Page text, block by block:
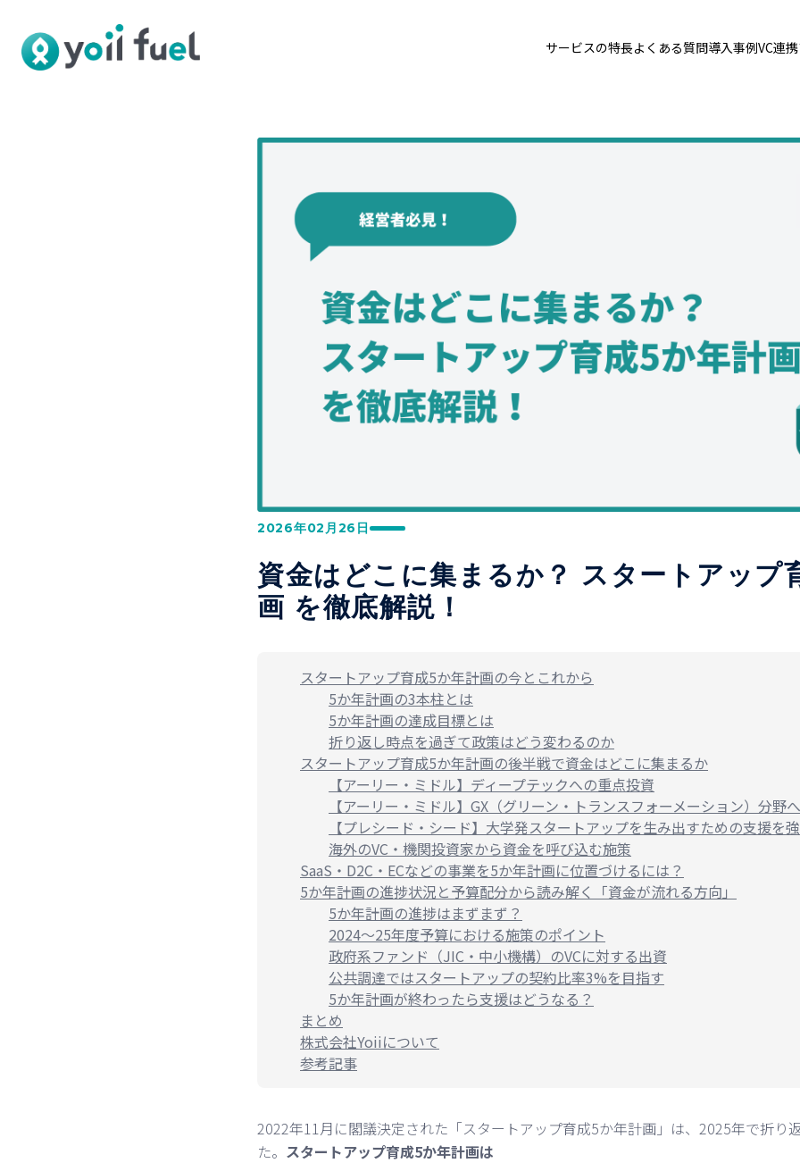
サービスの特長よくある質問導入事例VC連
1分で資料請求
2026年02月26日
資金はどこに集まるか？ スタートアップ
画 を徹底解説！
スタートアップ育成5か年計画の今とこれから
5か年計画の3本柱とは
5か年計画の達成目標とは
折り返し時点を過ぎて政策はどう変わるのか
スタートアップ育成5か年計画の後半戦で資金はどこに集まるか
【アーリー・ミドル】ディープテックへの重点投資
【アーリー・ミドル】GX（グリーン・トランスフォーメーション）分野
【プレシード・シード】大学発スタートアップを生み出すための支援を
海外のVC・機関投資家から資金を呼び込む施策
SaaS・D2C・ECなどの事業を5か年計画に位置づけるには？
5か年計画の進捗状況と予算配分から読み解く「資金が流れる方向」
5か年計画の進捗はまずまず？
2024〜25年度予算における施策のポイント
政府系ファンド（JIC・中小機構）のVCに対する出資
公共調達ではスタートアップの契約比率3%を目指す
5か年計画が終わったら支援はどうなる？
まとめ
株式会社Yoiiについて
参考記事
2022年11月に閣議決定された「スタートアップ育成5か年計画」は、2025年で折り
た。 スタートアップ育成5か年計画は